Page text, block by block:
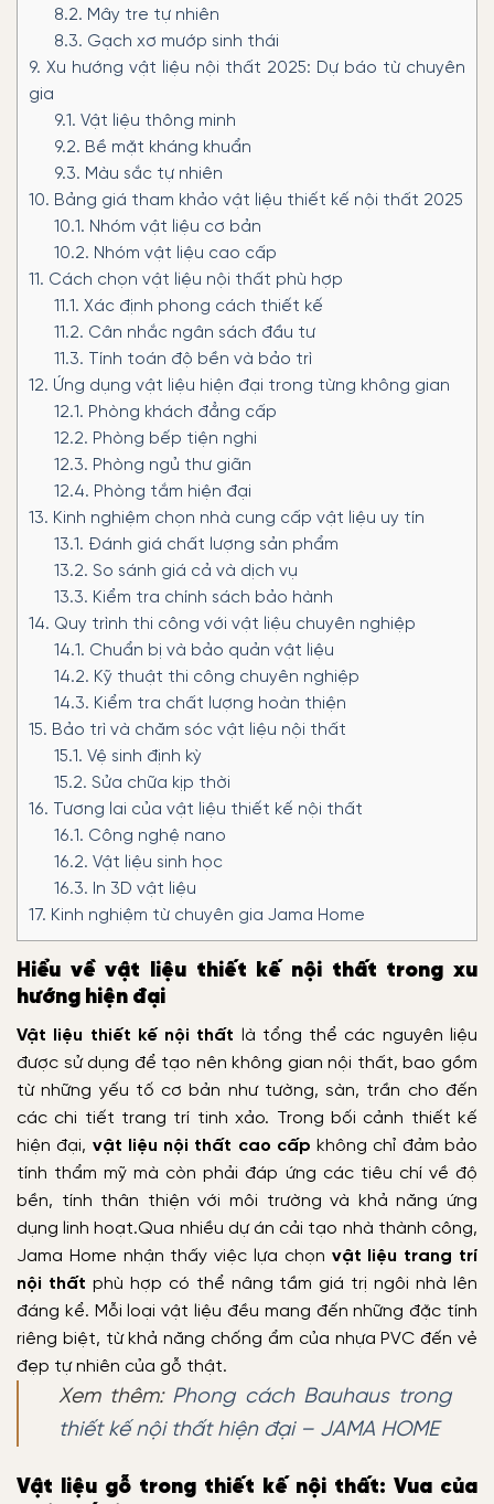
8.2. Mây tre tự nhiên
8.3. Gạch xơ mướp sinh thái
9. Xu hướng vật liệu nội thất 2025: Dự báo từ chuyên
gia
9.1. Vật liệu thông minh
9.2. Bề mặt kháng khuẩn
9.3. Màu sắc tự nhiên
10. Bảng giá tham khảo vật liệu thiết kế nội thất 2025
10.1. Nhóm vật liệu cơ bản
10.2. Nhóm vật liệu cao cấp
11. Cách chọn vật liệu nội thất phù hợp
11.1. Xác định phong cách thiết kế
11.2. Cân nhắc ngân sách đầu tư
11.3. Tính toán độ bền và bảo trì
12. Ứng dụng vật liệu hiện đại trong từng không gian
12.1. Phòng khách đẳng cấp
12.2. Phòng bếp tiện nghi
12.3. Phòng ngủ thư giãn
12.4. Phòng tắm hiện đại
13. Kinh nghiệm chọn nhà cung cấp vật liệu uy tín
13.1. Đánh giá chất lượng sản phẩm
13.2. So sánh giá cả và dịch vụ
13.3. Kiểm tra chính sách bảo hành
14. Quy trình thi công với vật liệu chuyên nghiệp
14.1. Chuẩn bị và bảo quản vật liệu
14.2. Kỹ thuật thi công chuyên nghiệp
14.3. Kiểm tra chất lượng hoàn thiện
15. Bảo trì và chăm sóc vật liệu nội thất
15.1. Vệ sinh định kỳ
15.2. Sửa chữa kịp thời
16. Tương lai của vật liệu thiết kế nội thất
16.1. Công nghệ nano
16.2. Vật liệu sinh học
16.3. In 3D vật liệu
17. Kinh nghiệm từ chuyên gia Jama Home
Hiểu về vật liệu thiết kế nội thất trong xu
hướng hiện đại
Vật liệu thiết kế nội thất là tổng thể các nguyên liệu
được sử dụng để tạo nên không gian nội thất, bao gồm
từ những yếu tố cơ bản như tường, sàn, trần cho đến
các chi tiết trang trí tinh xảo. Trong bối cảnh thiết kế
hiện đại, vật liệu nội thất cao cấp không chỉ đảm bảo
tính thẩm mỹ mà còn phải đáp ứng các tiêu chí về độ
bền, tính thân thiện với môi trường và khả năng ứng
dụng linh hoạt.Qua nhiều dự án cải tạo nhà thành công,
Jama Home nhận thấy việc lựa chọn vật liệu trang trí
nội thất phù hợp có thể nâng tầm giá trị ngôi nhà lên
đáng kể. Mỗi loại vật liệu đều mang đến những đặc tính
riêng biệt, từ khả năng chống ẩm của nhựa PVC đến vẻ
đẹp tự nhiên của gỗ thật.
Xem thêm: Phong cách Bauhaus trong
thiết kế nội thất hiện đại – JAMA HOME
Vật liệu gỗ trong thiết kế nội thất: Vua của